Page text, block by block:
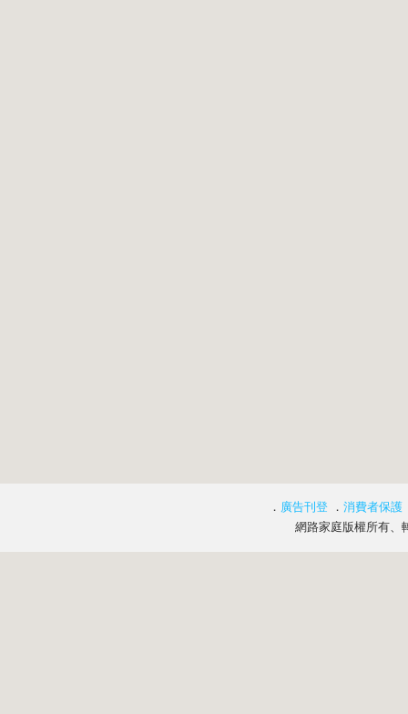
． 廣告刊登 ． 消費者保護
網路家庭版權所有、